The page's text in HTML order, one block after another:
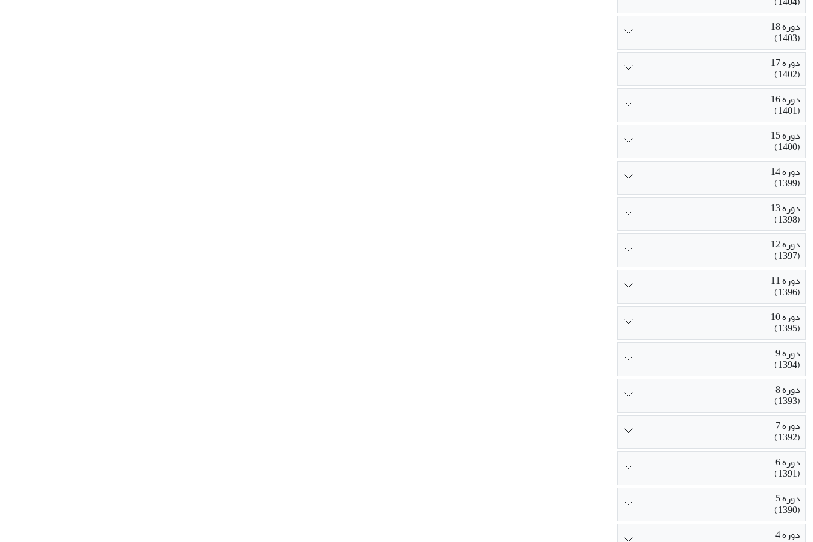
دوره 18
(1403)
دوره 17
(1402)
دوره 16
(1401)
دوره 15
(1400)
دوره 14
(1399)
دوره 13
(1398)
دوره 12
(1397)
دوره 11
(1396)
دوره 10
(1395)
دوره 9
(1394)
دوره 8
(1393)
دوره 7
(1392)
دوره 6
(1391)
دوره 5
(1390)
دوره 4